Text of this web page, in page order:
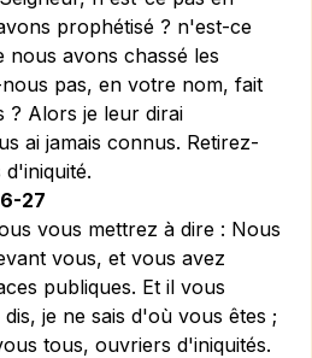
prophétisé ? n'est-ce
nous avons chassé les
pas, en votre nom, fait
? Alors je leur dirai
ai jamais connus. Retirez-
27
vous mettrez à dire : Nous
vous, et vous avez
publiques. Et il vous
je ne sais d'où vous êtes ;
tous, ouvriers d'iniquités.